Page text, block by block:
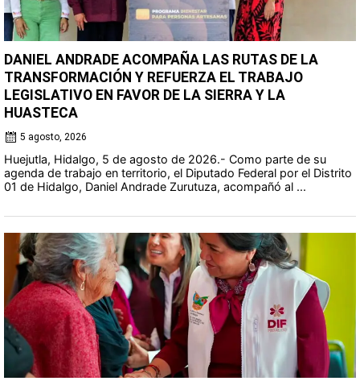
DANIEL ANDRADE ACOMPAÑA LAS RUTAS DE LA
TRANSFORMACIÓN Y REFUERZA EL TRABAJO
LEGISLATIVO EN FAVOR DE LA SIERRA Y LA
HUASTECA
5 agosto, 2026
Huejutla, Hidalgo, 5 de agosto de 2026.- Como parte de su
agenda de trabajo en territorio, el Diputado Federal por el Distrito
01 de Hidalgo, Daniel Andrade Zurutuza, acompañó al ...